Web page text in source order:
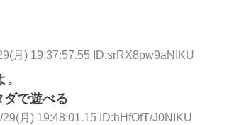
月) 19:37:57.55 ID:srRX8pw9aNIKU
ダで遊べる
29(月) 19:48:01.15 ID:hHfOfT/J0NIKU